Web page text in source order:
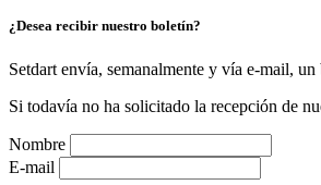
¿Desea recibir nuestro boletín?
Setdart envía, semanalmente y vía e-mail,
Si todavía no ha solicitado la recepción de
Nombre
E-mail